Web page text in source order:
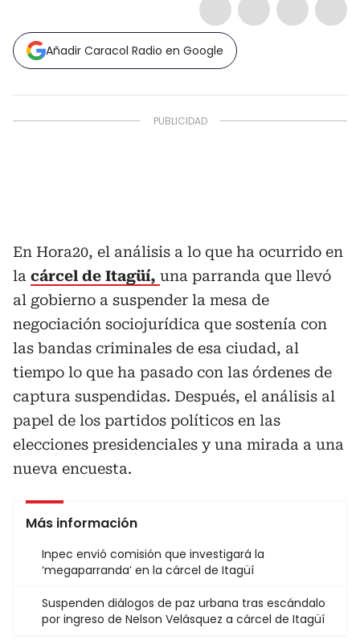
Añadir Caracol Radio en Google
En Hora20, el análisis a lo que ha ocurrido en
la cárcel de Itagüí, una parranda que llevó
al gobierno a suspender la mesa de
negociación sociojurídica que sostenía con
las bandas criminales de esa ciudad, al
tiempo lo que ha pasado con las órdenes de
captura suspendidas. Después, el análisis al
papel de los partidos políticos en las
elecciones presidenciales y una mirada a una
nueva encuesta.
Más información
Inpec envió comisión que investigará la
‘megaparranda’ en la cárcel de Itagüí
Suspenden diálogos de paz urbana tras escándalo
por ingreso de Nelson Velásquez a cárcel de Itagüí